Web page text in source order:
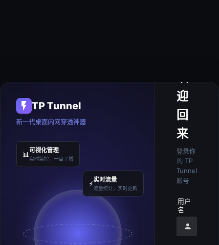
TP Tunnel
新一代桌面内网穿透神器
📊 可视化管理
实时监控，一目了然
⚡实时流量
流量统计，实时更新
迎
回
来
登录你
的 TP
Tunnel
账号
用户
名